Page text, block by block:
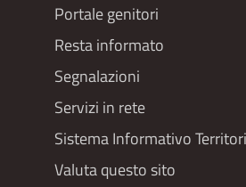
Portale genitori
Resta informato
Segnalazioni
Servizi in rete
Sistema Informativo
Valuta questo sito